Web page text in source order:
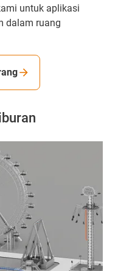
untuk aplikasi
dalam ruang